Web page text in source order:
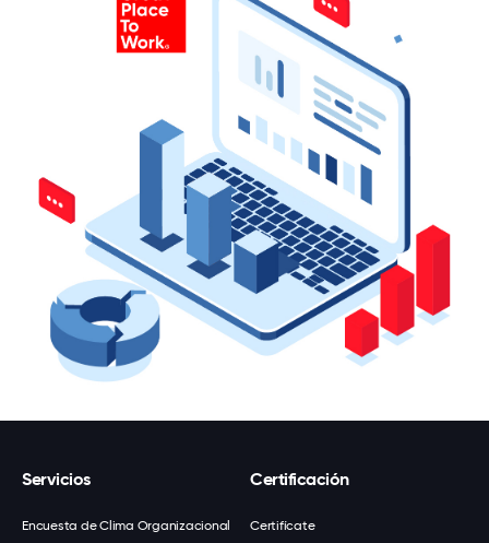
Servicios
Encuesta de Clima Organizacional
Certificación
Certifícate